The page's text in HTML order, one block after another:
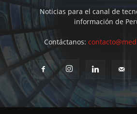
Noticias para el canal de
información de
Contáctanos: